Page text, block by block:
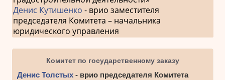
Денис Кутишенко - врио заместителя
председателя Комитета – начальника
юридического управления
Комитет по государственному заказу
Денис Толстых- врио председателя Комитета